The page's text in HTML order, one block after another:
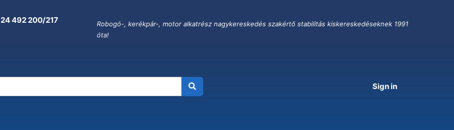
492 200/217
Robogó-, kerékpár-, motor alkatrész nagykereskedés szakértő stabilitás kiskereskedéseknek 1991
óta!
Sign in